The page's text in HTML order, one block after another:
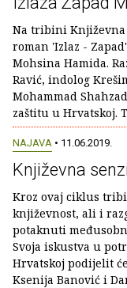
Na tribini
roman 'Izlaz -
Mohsina Hamida.
Ravić, indolog
Mohammad
zaštitu u Hrvatskoj.
NAJAVA • 11.06.2019.
Književna
Kroz ovaj ciklus
književnost, ali i
potaknuti
Svoja iskustva u
Hrvatskoj podijelit
Ksenija Banović i